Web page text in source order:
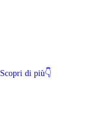
Scopri di più👇